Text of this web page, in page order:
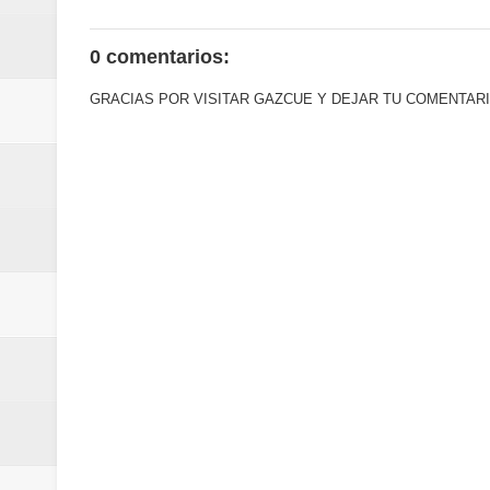
0 comentarios:
GRACIAS POR VISITAR GAZCUE Y DEJAR TU